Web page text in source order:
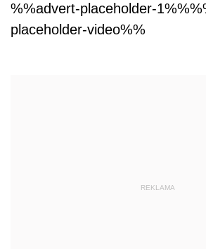
%%advert-placeholder-
placeholder-video%%